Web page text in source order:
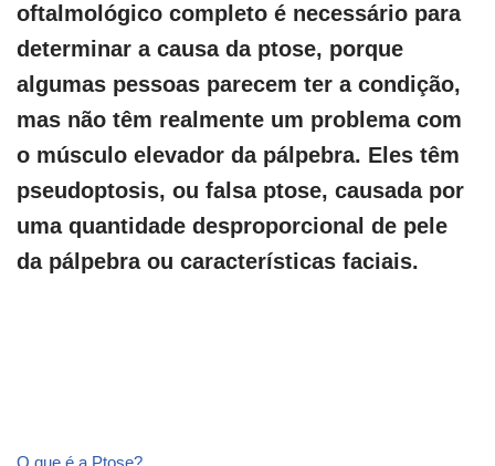
oftalmológico completo é necessário para
determinar a causa da ptose, porque
algumas pessoas parecem ter a condição,
mas não têm realmente um problema com
o músculo elevador da pálpebra. Eles têm
pseudoptosis, ou falsa ptose, causada por
uma quantidade desproporcional de pele
da pálpebra ou características faciais.
O que é a Ptose?